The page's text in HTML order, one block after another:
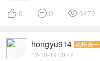
 0  0 3479
hongyu914 论坛员一
12-10-19 00:42